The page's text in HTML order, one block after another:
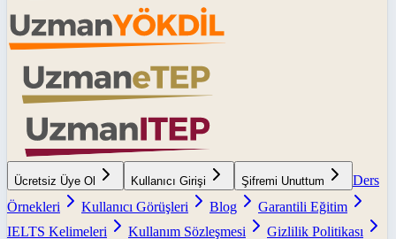
Ücretsiz Üye Ol Kullanıcı Girişi Şifremi Unuttum
Ders
Örnekleri
Kullanıcı Görüşleri Blog
Garantili Eğitim
IELTS Kelimeleri
Kullanım Sözleşmesi
Gizlilik Politikası